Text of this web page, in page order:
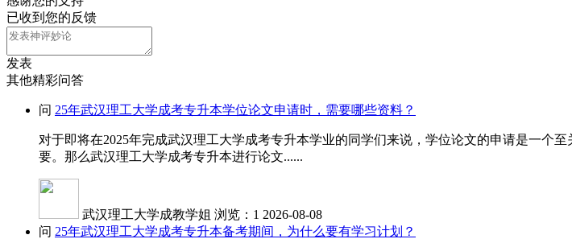
已收到您的反馈
发表
其他精彩问答
问 25年武汉理工大学成考专升本学位论文申请时，需要哪些资料？
对于即将在2025年完成武汉理工大学成考专升本学业的同学们来说，学位论文的申请是一个
要。那么武汉理工大学成考专升本进行论文......
武汉理工大学成教学姐 浏览：1 2026-08-08
问 25年武汉理工大学成考专升本备考期间，为什么要有学习计划？